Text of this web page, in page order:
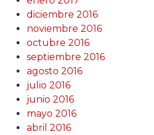
diciembre 2016
noviembre 2016
octubre 2016
septiembre 2016
agosto 2016
julio 2016
junio 2016
mayo 2016
abril 2016